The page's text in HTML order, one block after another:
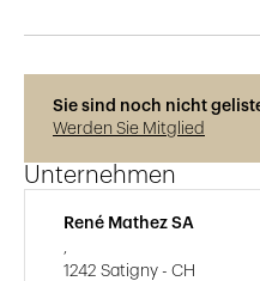
Sie sind noch nicht
Werden Sie Mitglied
Unternehmen
René Mathez SA
,
1242 Satigny - CH